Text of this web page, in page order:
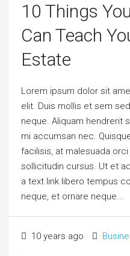
10 Things
Can Teach
Estate
Lorem ipsum dolor sit
elit. Duis mollis et sem
neque. Aliquam hendrerit
mi accumsan nec.
facilisis, at malesuada
sollicitudin cursus. Ut et
a text link libero tempus
neque, et ornare neque...
10 years ago